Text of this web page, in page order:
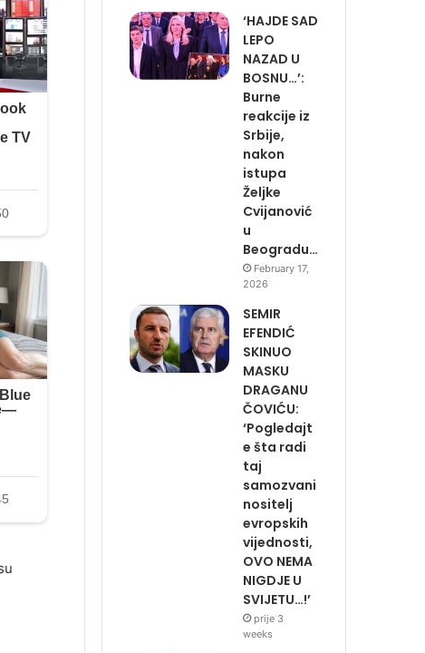
‘HAJDE SAD
LEPO
NAZAD U
BOSNU…’:
Burne
reakcije iz
Srbije,
nakon
istupa
Željke
Cvijanović
u
Beogradu…
February 17,
2026
SEMIR
EFENDIĆ
SKINUO
MASKU
DRAGANU
ČOVIĆU:
‘Pogledajt
e šta radi
taj
samozvani
nositelj
evropskih
vijednosti,
OVO NEMA
NIGDJE U
SVIJETU…!’
prije 3
weeks